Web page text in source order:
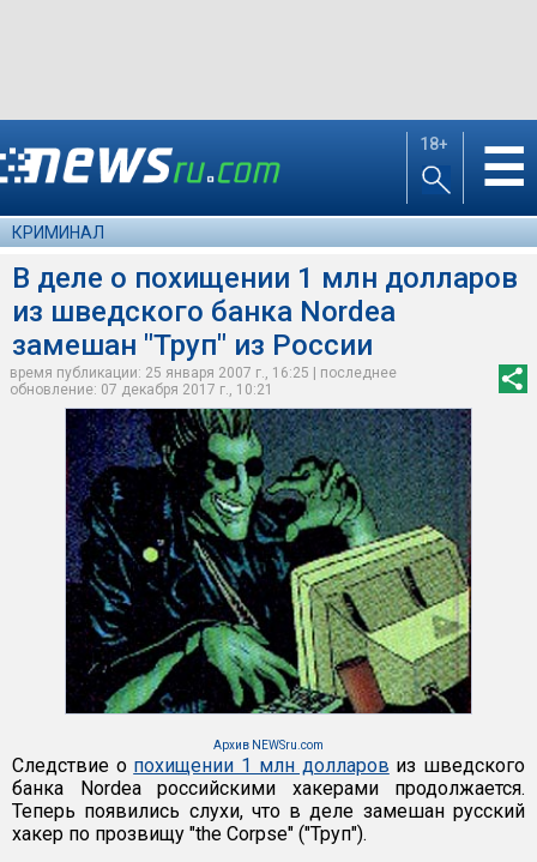
18+ ☰
КРИМИНАЛ
В деле о похищении 1 млн долларов
из шведского банка Nordea
замешан "Труп" из России
время публикации: 25 января 2007 г., 16:25 | последнее
обновление: 07 декабря 2017 г., 10:21
Архив NEWSru.com
Следствие о похищении 1 млн долларов из шведского
банка Nordea российскими хакерами продолжается.
Теперь появились слухи, что в деле замешан русский
хакер по прозвищу "the Corpse" ("Труп").